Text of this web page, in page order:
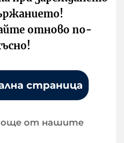
отново по-
страница
още от нашите